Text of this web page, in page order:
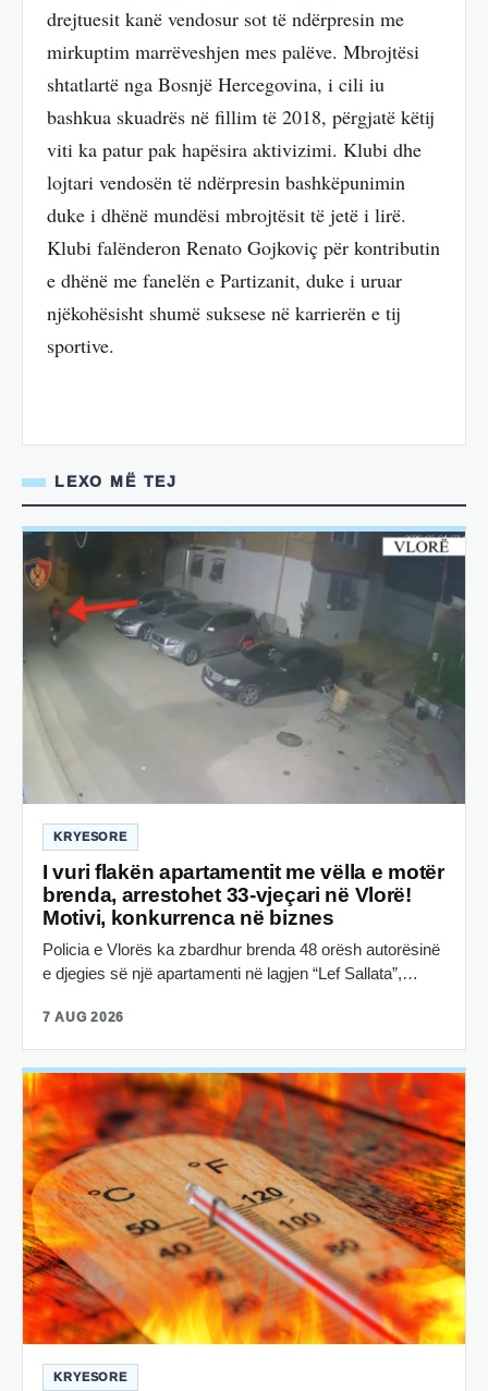
drejtuesit kanë vendosur sot të ndërpresin me
mirkuptim marrëveshjen mes palëve. Mbrojtësi
shtatlartë nga Bosnjë Hercegovina, i cili iu
bashkua skuadrës në fillim të 2018, përgjatë këtij
viti ka patur pak hapësira aktivizimi. Klubi dhe
lojtari vendosën të ndërpresin bashkëpunimin
duke i dhënë mundësi mbrojtësit të jetë i lirë.
Klubi falënderon Renato Gojkoviç për kontributin
e dhënë me fanelën e Partizanit, duke i uruar
njëkohësisht shumë suksese në karrierën e tij
sportive.
LEXO MË TEJ
KRYESORE
I vuri flakën apartamentit me vëlla e motër
brenda, arrestohet 33-vjeçari në Vlorë!
Motivi, konkurrenca në biznes
Policia e Vlorës ka zbardhur brenda 48 orësh autorësinë
e djegies së një apartamenti në lagjen “Lef Sallata”,…
7 AUG 2026
KRYESORE